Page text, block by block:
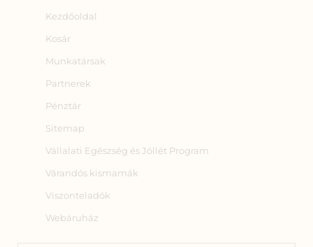
Kezdőoldal
Kosár
Munkatársak
Partnerek
Pénztár
Sitemap
Vállalati Egészség és Jóllét Program
Várandós kismamák
Viszonteladók
Webáruház